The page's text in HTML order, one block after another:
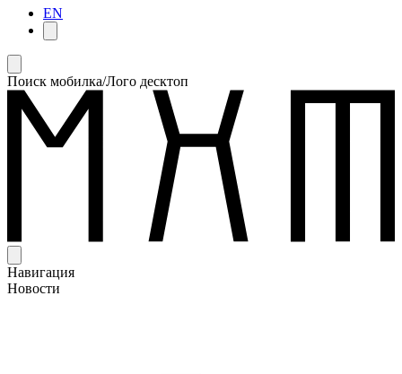
EN
Поиск мобилка/Лого десктоп
Навигация
Новости